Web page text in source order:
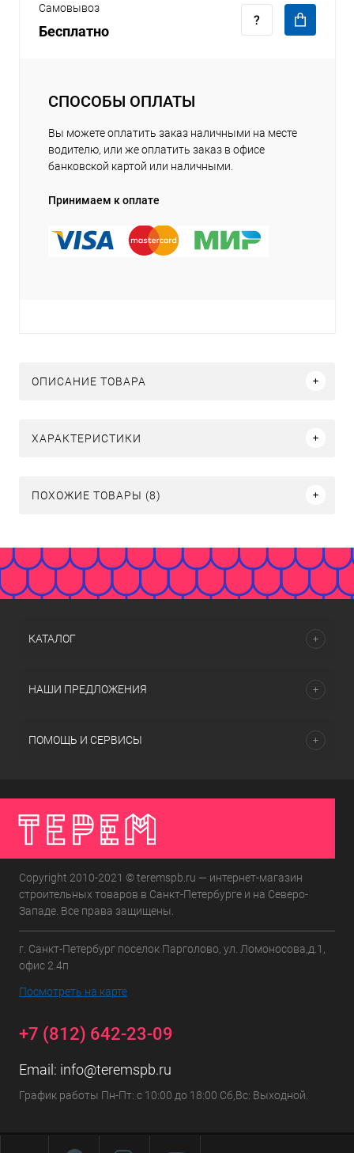
Самовывоз
Бесплатно
СПОСОБЫ ОПЛАТЫ
Вы можете оплатить заказ наличными на месте
водителю, или же оплатить заказ в офисе
банковской картой или наличными.
Принимаем к оплате
ОПИСАНИЕ ТОВАРА
ХАРАКТЕРИСТИКИ
ПОХОЖИЕ ТОВАРЫ (8)
КАТАЛОГ
НАШИ ПРЕДЛОЖЕНИЯ
ПОМОЩЬ И СЕРВИСЫ
Copyright 2010-2021 © teremspb.ru — интернет-магазин
строительных товаров в Санкт-Петербурге и на Северо-
Западе. Все права защищены.
г. Санкт-Петербург поселок Парголово, ул. Ломоносова,д.1,
офис 2.4п
Посмотреть на карте
+7 (812) 642-23-09
Email: info@teremspb.ru
График работы Пн-Пт: с 10:00 до 18:00 Сб,Вс: Выходной.